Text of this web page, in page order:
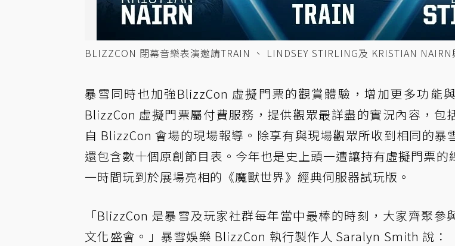
BLIZZCON 閉幕音樂表演邀請TRAIN 、 LINDSEY STIRLING及 KRISTIAN NAIRN
暴雪同時也加強BlizzCon 虛擬門票的觀賞體驗，增加更多功能
BlizzCon 虛擬門票屬付費服務，提供觀眾最詳盡的實況內容，包
自 BlizzCon 會場的現場報導。除享有與現場觀眾所收到相同的暴
還包含數十個原創節目表。今年也是史上頭一遭讓持有虛擬門票的
一時間玩到於展場亮相的《魔獸世界》經典伺服器試玩版。
「BlizzCon 是暴雪及玩家社群每年當中最棒的時刻，大家齊聚參
文化盛會。」暴雪娛樂 BlizzCon 執行製作人 Saralyn Smith 說：